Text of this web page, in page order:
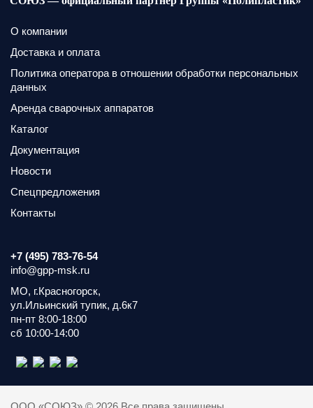
О компании
Доставка и оплата
Политика оператора в отношении обработки персональных
данных
Аренда сварочных аппаратов
Каталог
Документация
Новости
Спецпредложения
Контакты
+7 (495) 783-76-54
info@gpp-msk.ru
МО, г.Красногорск,
ул.Ильинский тупик, д.6к7
пн-пт 8:00-18:00
сб 10:00-14:00